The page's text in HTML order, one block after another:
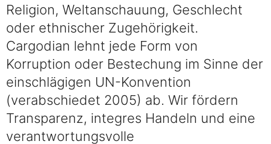
Religion, Weltanschauung, Geschlecht
oder ethnischer Zugehörigkeit.
Cargodian lehnt jede Form von
Korruption oder Bestechung im Sinne der
einschlägigen UN-Konvention
(verabschiedet 2005) ab. Wir fördern
Transparenz, integres Handeln und eine
verantwortungsvolle